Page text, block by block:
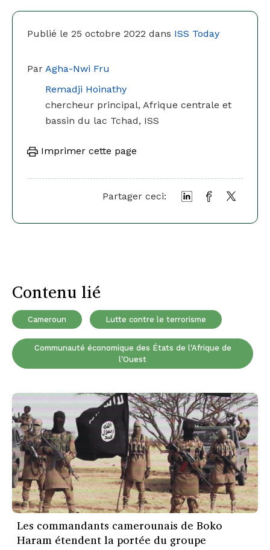
Publié le 25 octobre 2022 dans ISS Today
Par Agha-Nwi Fru
Remadji Hoinathy
chercheur principal, Afrique centrale et
bassin du lac Tchad, ISS
Imprimer cette page
Partager ceci:
Contenu lié
Cameroun Lutte contre le terrorisme
Communauté économique des États de l'Afrique de
l'Ouest
Les commandants camerounais de Boko
Haram étendent la portée du groupe